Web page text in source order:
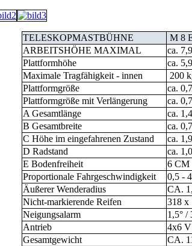
TELESKOPMASTBÜHNE
M 8
ARBEITSHÖHE MAXIMAL
ca.
Plattformhöhe
ca.
Maximale Tragfähigkeit - innen
200
Plattformgröße
ca.
Plattformgröße mit Verlängerung
ca.
A Gesamtlänge
ca.
B Gesamtbreite
ca.
C Höhe im eingefahrenen Zustand
ca.
D Radstand
ca.
E Bodenfreiheit
6 CM
Proportionale Fahrgeschwindigkeit
0,5 -
Äußerer Wenderadius
CA.
Nicht-markierende Reifen
318 x
Neigungsalarm
1,5° /
Antrieb
4x6
Gesamtgewicht
CA.